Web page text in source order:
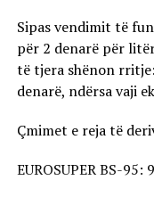
Sipas vendimit të
për 2 denarë për
të tjera shënon
denarë, ndërsa vaji
Çmimet e reja të
EUROSUPER BS-